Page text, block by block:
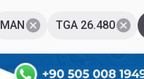
MAN TGA 26.480